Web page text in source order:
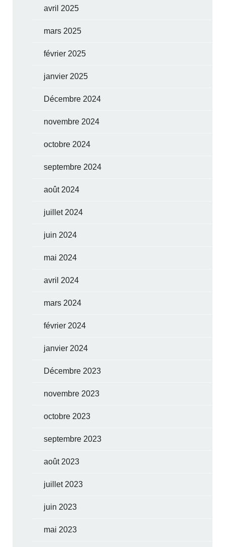
avril 2025
mars 2025
février 2025
janvier 2025
Décembre 2024
novembre 2024
octobre 2024
septembre 2024
août 2024
juillet 2024
juin 2024
mai 2024
avril 2024
mars 2024
février 2024
janvier 2024
Décembre 2023
novembre 2023
octobre 2023
septembre 2023
août 2023
juillet 2023
juin 2023
mai 2023